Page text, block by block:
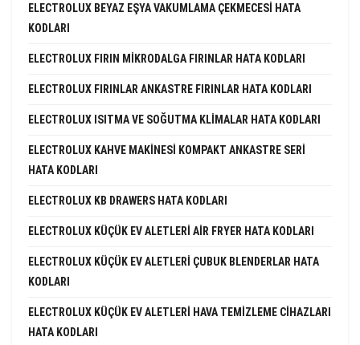
ELECTROLUX BEYAZ EŞYA VAKUMLAMA ÇEKMECESI HATA
KODLARI
ELECTROLUX FIRIN MIKRODALGA FIRINLAR HATA KODLARI
ELECTROLUX FIRINLAR ANKASTRE FIRINLAR HATA KODLARI
ELECTROLUX ISITMA VE SOĞUTMA KLIMALAR HATA KODLARI
ELECTROLUX KAHVE MAKINESI KOMPAKT ANKASTRE SERI
HATA KODLARI
ELECTROLUX KB DRAWERS HATA KODLARI
ELECTROLUX KÜÇÜK EV ALETLERI AIR FRYER HATA KODLARI
ELECTROLUX KÜÇÜK EV ALETLERI ÇUBUK BLENDERLAR HATA
KODLARI
ELECTROLUX KÜÇÜK EV ALETLERI HAVA TEMIZLEME CIHAZLARI
HATA KODLARI